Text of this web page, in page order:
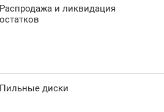
Распродажа и ликвидация
остатков
Пильные диски